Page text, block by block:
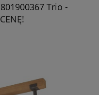
Trio -